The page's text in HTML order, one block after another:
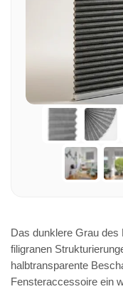
Das dunklere Grau des
filigranen
halbtransparente
Fensteraccessoire ein